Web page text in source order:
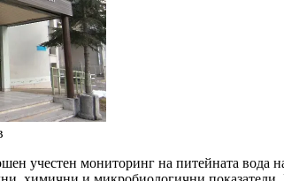
учестен мониторинг на питейната вода